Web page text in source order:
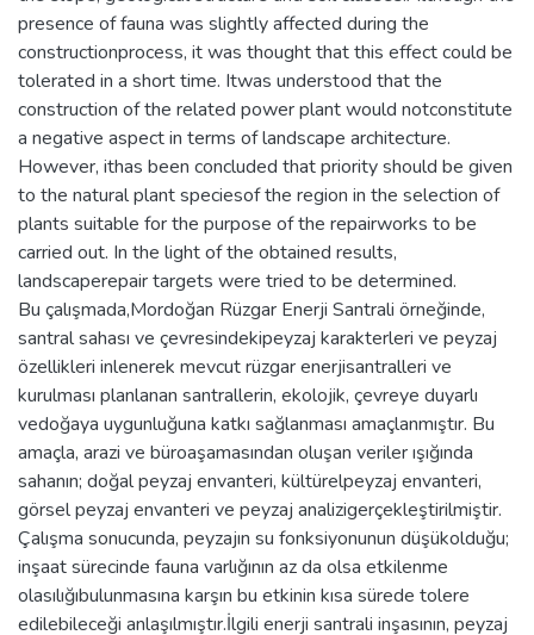
presence of fauna was slightly affected during the
constructionprocess, it was thought that this effect could be
tolerated in a short time. Itwas understood that the
construction of the related power plant would notconstitute
a negative aspect in terms of landscape architecture.
However, ithas been concluded that priority should be given
to the natural plant speciesof the region in the selection of
plants suitable for the purpose of the repairworks to be
carried out. In the light of the obtained results,
landscaperepair targets were tried to be determined.
Bu çalışmada,Mordoğan Rüzgar Enerji Santrali örneğinde,
santral sahası ve çevresindekipeyzaj karakterleri ve peyzaj
özellikleri inlenerek mevcut rüzgar enerjisantralleri ve
kurulması planlanan santrallerin, ekolojik, çevreye duyarlı
vedoğaya uygunluğuna katkı sağlanması amaçlanmıştır. Bu
amaçla, arazi ve büroaşamasından oluşan veriler ışığında
sahanın; doğal peyzaj envanteri, kültürelpeyzaj envanteri,
görsel peyzaj envanteri ve peyzaj analizigerçekleştirilmiştir.
Çalışma sonucunda, peyzajın su fonksiyonunun düşükolduğu;
inşaat sürecinde fauna varlığının az da olsa etkilenme
olasılığıbulunmasına karşın bu etkinin kısa sürede tolere
edilebileceği anlaşılmıştır.İlgili enerji santrali inşasının, peyzaj